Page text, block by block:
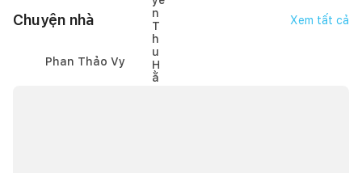
Chuyện nhà Xem tất cả
Phan Thảo Vy